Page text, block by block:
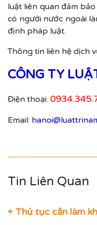
luật liên quan đảm
có người nước ngoài
định pháp luật.
Thông tin liên hệ dịch
CÔNG TY
Điện thoại:
Email:
Tin Liên Quan
+ Thủ tục cần làm